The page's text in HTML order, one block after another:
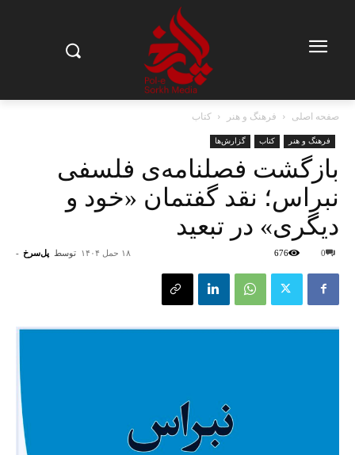
صفحه اصلی فرهنگ و هنر کتاب
فرهنگ و هنر کتاب گزارش‌ها
بازگشت فصلنامه‌ی فلسفی
نبراس؛ نقد گفتمان «خود و
دیگری» در تبعید
توسط پل‌سرخ - ۱۸ حمل ۱۴۰۴ 0
676